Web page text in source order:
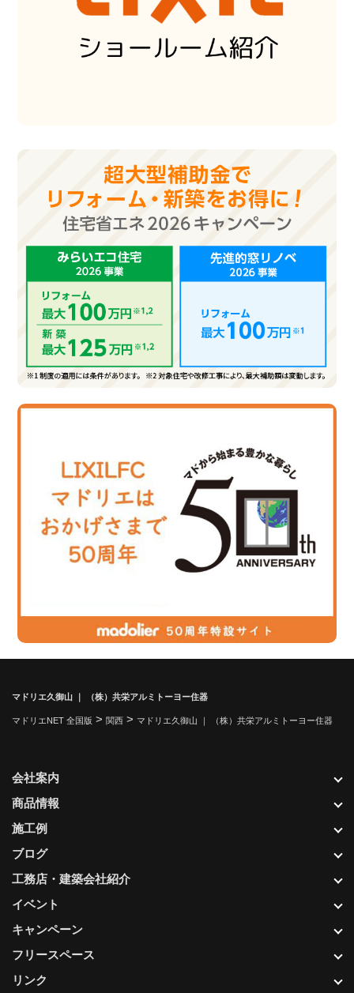
マドリエ久御山 ｜ （株）共栄アルミトーヨー住器
マドリエNET 全国版 > 関西 > マドリエ久御山 ｜ （株）共栄アルミトーヨー住器
会社案内
商品情報
施工例
ブログ
工務店・建築会社紹介
イベント
キャンペーン
フリースペース
リンク